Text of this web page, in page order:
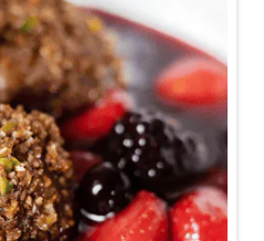
Beeren
Mini-Knödel – ein